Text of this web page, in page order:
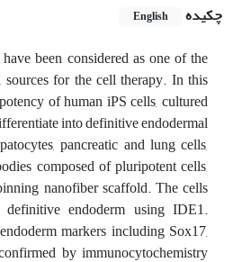
چکیده
English
been considered as one of the
for the cell therapy. In this
of human iPS cells, cultured
into definitive endodermal
pancreatic and lung cells,
composed of pluripotent cells,
nanofiber scaffold. The cells
endoderm using IDE1.
markers including Sox17,
by immunocytochemistry